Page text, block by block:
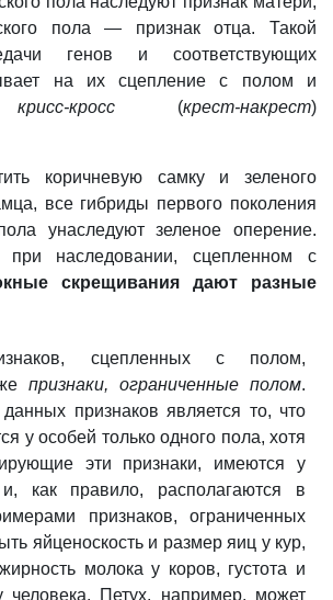
пола — признак отца. Такой
генов и соответствующих
на их сцепление с полом и
крисс-кросс(крест-накрест)
коричневую самку и зеленого
все гибриды первого поколения
унаследуют зеленое оперение.
при наследовании, сцепленном с
скрещивания дают разные
сцепленных с полом,
признаки, ограниченные полом.
признаков является то, что
у особей только одного пола, хотя
эти признаки, имеются у
как правило, располагаются в
признаков, ограниченных
яйценоскость и размер яиц у кур,
молока у коров, густота и
человека. Петух, например, может